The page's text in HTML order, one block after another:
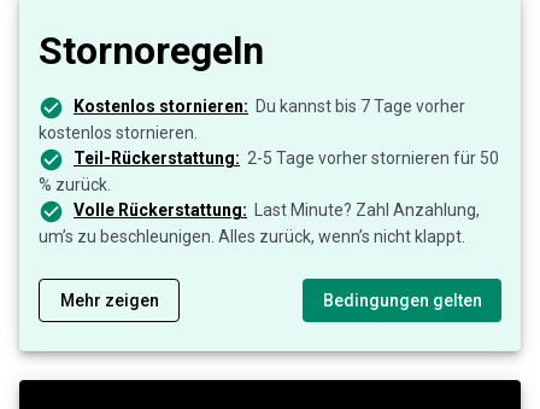
Stornoregeln
Kostenlos stornieren: Du kannst bis 7 Tage vorher
kostenlos stornieren.
Teil-Rückerstattung: 2-5 Tage vorher stornieren für 50
% zurück.
Volle Rückerstattung:
Last Minute? Zahl Anzahlung,
um’s zu beschleunigen. Alles zurück, wenn’s nicht klappt.
Mehr zeigen Bedingungen gelten